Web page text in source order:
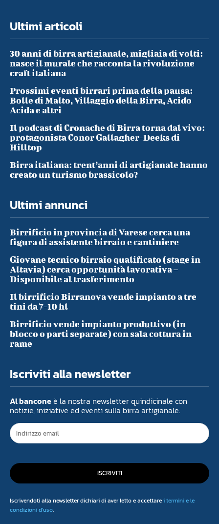
Ultimi articoli
30 anni di birra artigianale, migliaia di volti:
nasce il murale che racconta la rivoluzione
craft italiana
Prossimi eventi birrari prima della pausa:
Bolle di Malto, Villaggio della Birra, Acido
Acida e altri
Il podcast di Cronache di Birra torna dal vivo:
protagonista Conor Gallagher-Deeks di
Hilltop
Birra italiana: trent’anni di artigianale hanno
creato un turismo brassicolo?
Ultimi annunci
Birrificio in provincia di Varese cerca una
figura di assistente birraio e cantiniere
Giovane tecnico birraio qualificato (stage in
Altavia) cerca opportunità lavorativa –
Disponibile al trasferimento
Il birrificio Birranova vende impianto a tre
tini da 7-10 hl
Birrificio vende impianto produttivo (in
blocco o parti separate) con sala cottura in
rame
Iscriviti alla newsletter
Al banconeè la nostra newsletter quindicinale con
notizie, iniziative ed eventi sulla birra artigianale.
ISCRIVITI
Iscrivendoti alla newsletter dichiari di aver letto e accettarei termini e le
condizioni d'uso.